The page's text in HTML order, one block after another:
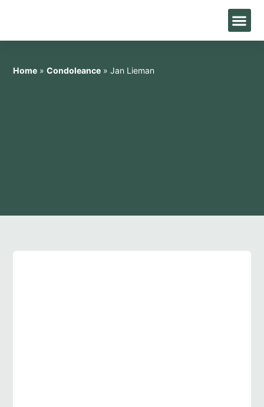
Home »Condoleance »Jan Lieman